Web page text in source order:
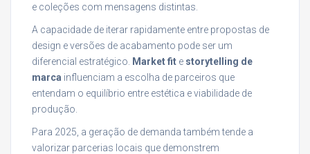
e coleções com mensagens distintas.
A capacidade de iterar rapidamente entre propostas de
design e versões de acabamento pode ser um
diferencial estratégico.
Market fit e storytelling de
marca influenciam a escolha de parceiros que
entendam o equilíbrio entre estética e viabilidade de
produção.
Para 2025, a geração de demanda também tende a
valorizar parcerias locais que demonstrem